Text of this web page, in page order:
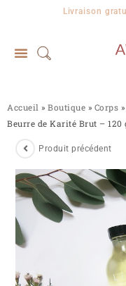
Livraison
Accueil » Boutique » Corps »
Beurre de Karité Brut – 120
Produit précédent